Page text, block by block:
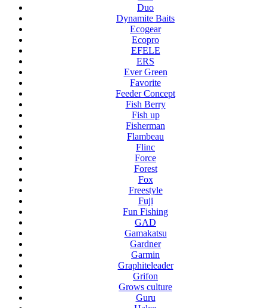
Duo
Dynamite Baits
Ecogear
Ecopro
EFELE
ERS
Ever Green
Favorite
Feeder Concept
Fish Berry
Fish up
Fisherman
Flambeau
Flinc
Force
Forest
Fox
Freestyle
Fuji
Fun Fishing
GAD
Gamakatsu
Gardner
Garmin
Graphiteleader
Grifon
Grows culture
Guru